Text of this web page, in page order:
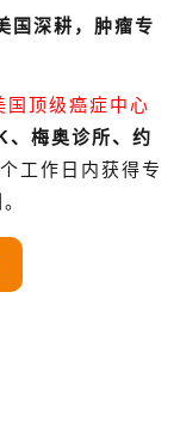
深耕，肿瘤专
国顶级癌症中心
梅奥诊所、约
工作日内获得专